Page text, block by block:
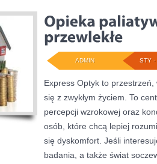
STY -
ADMIN
Express Optyk to
się z zwykłym życiem. To
percepcji wzrokowej oraz
osób, które chcą lepiej
się dyskomfort. Jeśli
badania, a także świat